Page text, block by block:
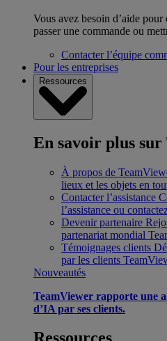
Vous avez besoin d’aide
passer une commande ou
Contacter l’équipe
Pour les entreprises
Ressources
En savoir plus sur
À propos de
lieux et les objets en
Contacter l’assistance
l’assistance ou
Devenir partenaire
partenariat mondial
Témoignages clients
par les clients
Nouveautés
TeamViewer rapporte une
d’IA par ses clients.